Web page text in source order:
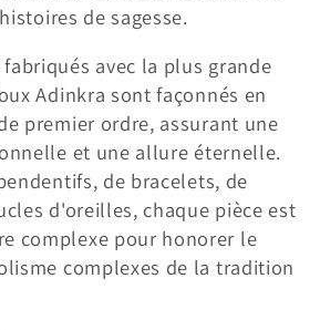
de sagesse.
avec la plus grande
Adinkra sont façonnés en
premier ordre, assurant une
et une allure éternelle.
de bracelets, de
d'oreilles, chaque pièce est
complexe pour honorer le
complexes de la tradition